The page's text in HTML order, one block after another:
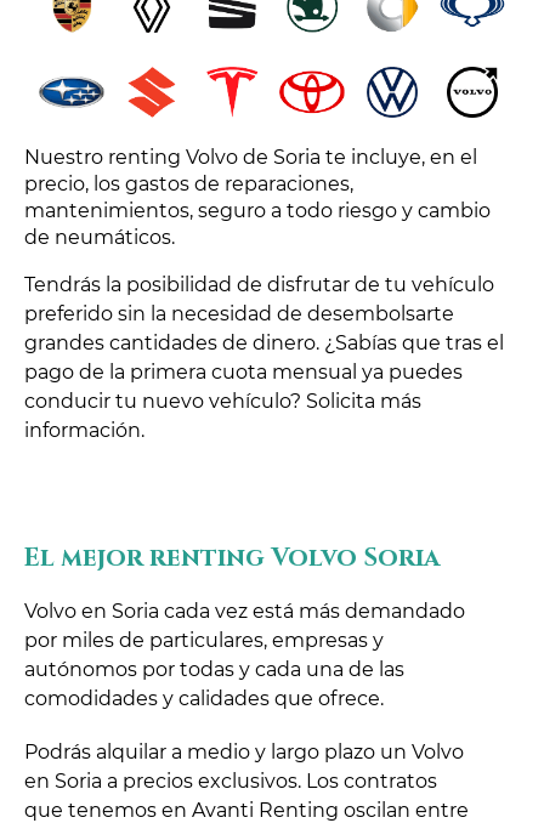
Nuestro renting Volvo de Soria te incluye, en el
precio, los gastos de reparaciones,
mantenimientos, seguro a todo riesgo y cambio
de neumáticos.
Tendrás la posibilidad de disfrutar de tu vehículo
preferido sin la necesidad de desembolsarte
grandes cantidades de dinero. ¿Sabías que tras el
pago de la primera cuota mensual ya puedes
conducir tu nuevo vehículo? Solicita más
información.
El mejor renting Volvo Soria
Volvo en Soria cada vez está más demandado
por miles de particulares, empresas y
autónomos por todas y cada una de las
comodidades y calidades que ofrece.
Podrás alquilar a medio y largo plazo un Volvo
en Soria a precios exclusivos. Los contratos
que tenemos en Avanti Renting oscilan entre